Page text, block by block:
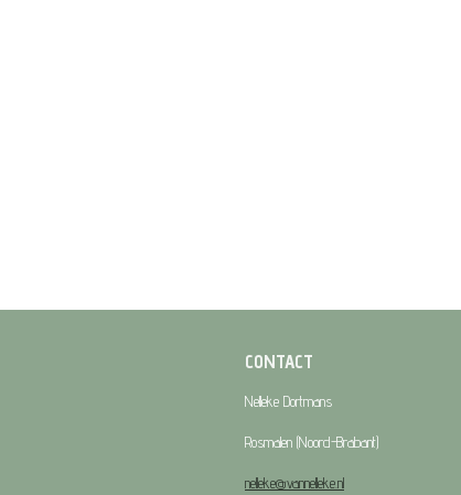
CONTACT
Nelleke Dortmans
Rosmalen (Noord-Brabant)
nelleke@vannelleke.nl